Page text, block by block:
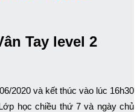
Tay level 2
2020 và kết thúc vào lúc 16h30
học chiều thứ 7 và ngày chủ